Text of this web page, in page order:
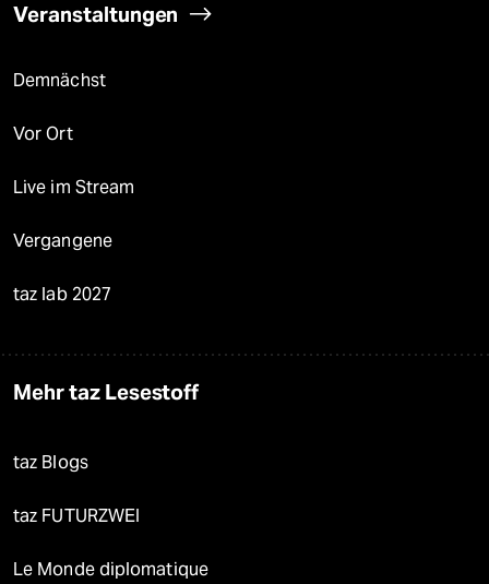
Veranstaltungen
Demnächst
Vor Ort
Live im Stream
Vergangene
taz lab 2027
Mehr taz Lesestoff
taz Blogs
taz FUTURZWEI
Le Monde diplomatique